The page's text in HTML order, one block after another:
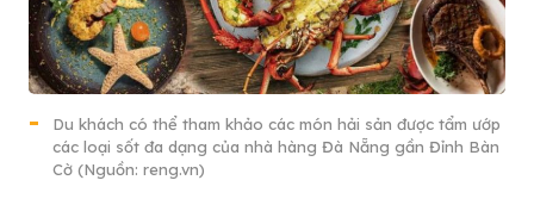
Du khách có thể tham khảo các món hải sản được tẩm ướp
các loại sốt đa dạng của nhà hàng Đà Nẵng gần Đỉnh Bàn
Cờ (Nguồn: reng.vn)